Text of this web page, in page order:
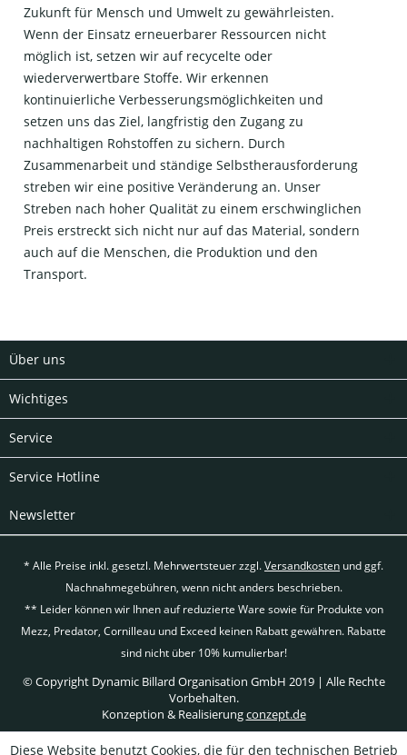
Zukunft für Mensch und Umwelt zu gewährleisten.
Wenn der Einsatz erneuerbarer Ressourcen nicht
möglich ist, setzen wir auf recycelte oder
wiederverwertbare Stoffe. Wir erkennen
kontinuierliche Verbesserungsmöglichkeiten und
setzen uns das Ziel, langfristig den Zugang zu
nachhaltigen Rohstoffen zu sichern. Durch
Zusammenarbeit und ständige Selbstherausforderung
streben wir eine positive Veränderung an. Unser
Streben nach hoher Qualität zu einem erschwinglichen
Preis erstreckt sich nicht nur auf das Material, sondern
auch auf die Menschen, die Produktion und den
Transport.
Über uns
Wichtiges
Service
Service Hotline
Newsletter
* Alle Preise inkl. gesetzl. Mehrwertsteuer zzgl.Versandkosten und ggf.
Nachnahmegebühren, wenn nicht anders beschrieben.
** Leider können wir Ihnen auf reduzierte Ware sowie für Produkte von
Mezz, Predator, Cornilleau und Exceed keinen Rabatt gewähren. Rabatte
sind nicht über 10% kumulierbar!
© Copyright Dynamic Billard Organisation GmbH 2019 | Alle Rechte
Vorbehalten.
Konzeption & Realisierungconzept.de
Diese Website benutzt Cookies, die für den technischen Betrieb